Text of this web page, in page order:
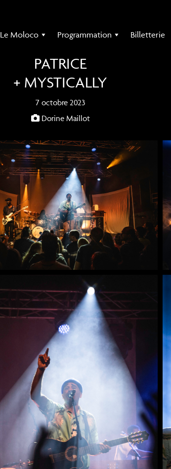
Le Moloco Programmation Billetterie
PATRICE
+ MYSTICALLY
7 octobre 2023
Dorine Maillot